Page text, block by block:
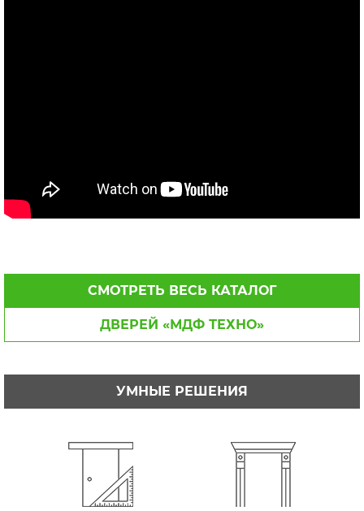
СМОТРЕТЬ ВЕСЬ КАТАЛОГ
ДВЕРЕЙ «МДФ ТЕХНО»
УМНЫЕ РЕШЕНИЯ